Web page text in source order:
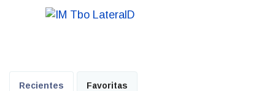
Recientes Favoritas